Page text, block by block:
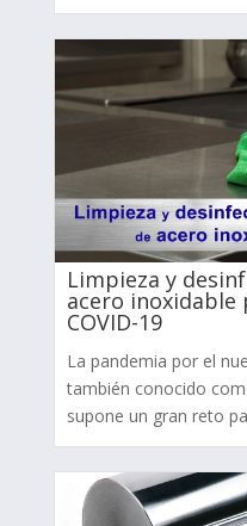
Limpieza y
acero inoxidable
COVID-19
La pandemia por el
también conocido
supone un gran reto